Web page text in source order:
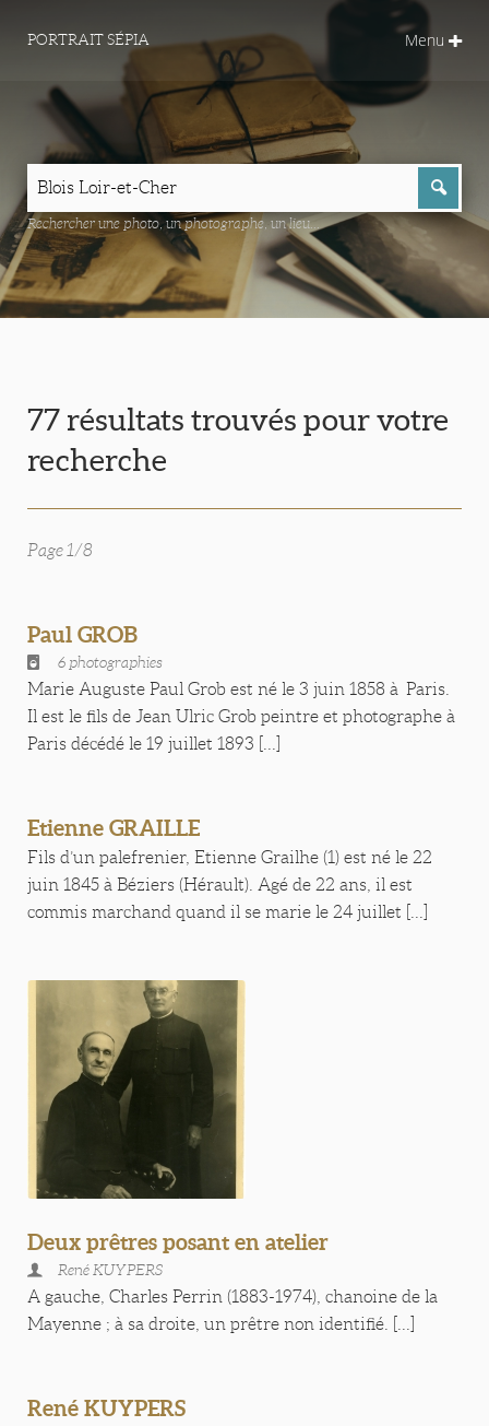
PORTRAIT SÉPIA Menu
Rechercher une photo, un photographe, un lieu...
77 résultats trouvés pour votre
recherche
Page 1/8
Paul GROB
6 photographies
Marie Auguste Paul Grob est né le 3 juin 1858 à Paris.
Il est le fils de Jean Ulric Grob peintre et photographe à
Paris décédé le 19 juillet 1893 [...]
Etienne GRAILLE
Fils d’un palefrenier, Etienne Grailhe (1) est né le 22
juin 1845 à Béziers (Hérault). Agé de 22 ans, il est
commis marchand quand il se marie le 24 juillet [...]
Deux prêtres posant en atelier
René KUYPERS
A gauche, Charles Perrin (1883-1974), chanoine de la
Mayenne ; à sa droite, un prêtre non identifié. [...]
René KUYPERS